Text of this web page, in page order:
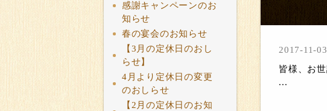
感謝キャンペーンのお
知らせ
春の宴会のお知らせ
【3月の定休日のおし
らせ】
4月より定休日の変更
のおしらせ
【2月の定休日のお知
2017-11-
皆様、お
...